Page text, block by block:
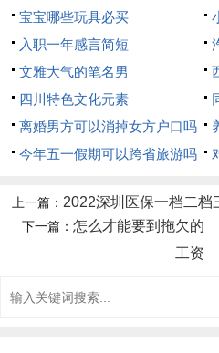
宝宝哪些玩具必买
入职一年感言简短
文雅大气的笔名男
四川特色文化元素
离婚男方可以消掉女方户口吗
今年五一假期可以跨省旅游吗
上一篇： 2022深圳医保一档二档
下一篇： 怎么才能要到拖欠的
工资